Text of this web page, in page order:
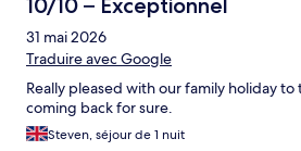
Taverne et Asian). Belles plages, eau
demander une chambre loin du Star
techno tous les soirs jusqu'à minuit). Un
jours sur 7), le dernier jour étant un
enfants.
10/10 – Exceptionnel
31 mai 2026
Traduire avec Google
Really pleased with our family holiday
coming back for sure.
Steven, séjour de 1 nuit